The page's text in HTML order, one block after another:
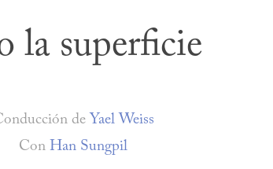
la superficie
de Yael Weiss
Con Han Sungpil